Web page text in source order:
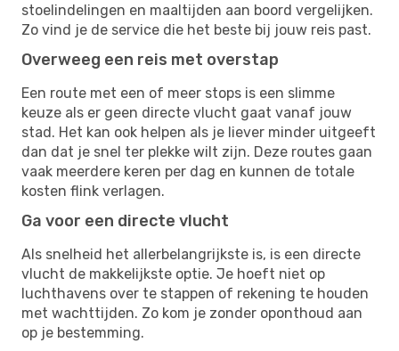
stoelindelingen en maaltijden aan boord vergelijken.
Zo vind je de service die het beste bij jouw reis past.
Overweeg een reis met overstap
Een route met een of meer stops is een slimme
keuze als er geen directe vlucht gaat vanaf jouw
stad. Het kan ook helpen als je liever minder uitgeeft
dan dat je snel ter plekke wilt zijn. Deze routes gaan
vaak meerdere keren per dag en kunnen de totale
kosten flink verlagen.
Ga voor een directe vlucht
Als snelheid het allerbelangrijkste is, is een directe
vlucht de makkelijkste optie. Je hoeft niet op
luchthavens over te stappen of rekening te houden
met wachttijden. Zo kom je zonder oponthoud aan
op je bestemming.